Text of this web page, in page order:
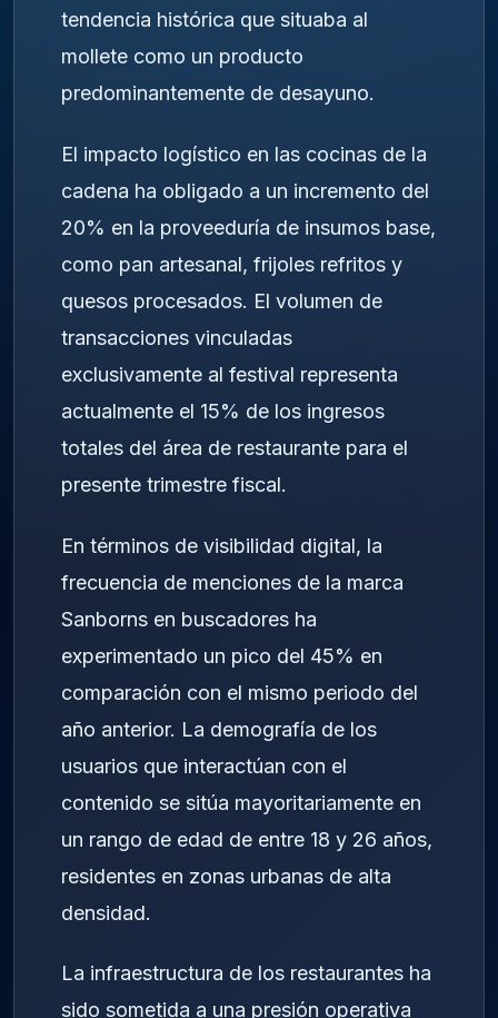
tendencia histórica que situaba al
mollete como un producto
predominantemente de desayuno.
El impacto logístico en las cocinas de la
cadena ha obligado a un incremento del
20% en la proveeduría de insumos base,
como pan artesanal, frijoles refritos y
quesos procesados. El volumen de
transacciones vinculadas
exclusivamente al festival representa
actualmente el 15% de los ingresos
totales del área de restaurante para el
presente trimestre fiscal.
En términos de visibilidad digital, la
frecuencia de menciones de la marca
Sanborns en buscadores ha
experimentado un pico del 45% en
comparación con el mismo periodo del
año anterior. La demografía de los
usuarios que interactúan con el
contenido se sitúa mayoritariamente en
un rango de edad de entre 18 y 26 años,
residentes en zonas urbanas de alta
densidad.
La infraestructura de los restaurantes ha
sido sometida a una presión operativa